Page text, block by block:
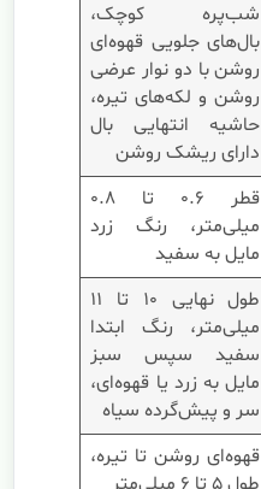
شب‌پره کوچک،
بال‌های جلویی قهوه‌ای
روشن با دو نوار عرضی
روشن و لکه‌های تیره،
حاشیه انتهایی بال
دارای ریشک روشن
قطر ۰.۶ تا ۰.۸
میلی‌متر، رنگ زرد
مایل به سفید
طول نهایی ۱۰ تا ۱۱
میلی‌متر، رنگ ابتدا
سفید سپس سبز
مایل به زرد یا قهوه‌ای،
سر و پیش‌گرده سیاه
قهوه‌ای روشن تا تیره،